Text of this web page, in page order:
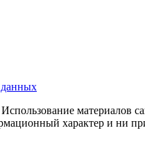
материалов
характер и ни